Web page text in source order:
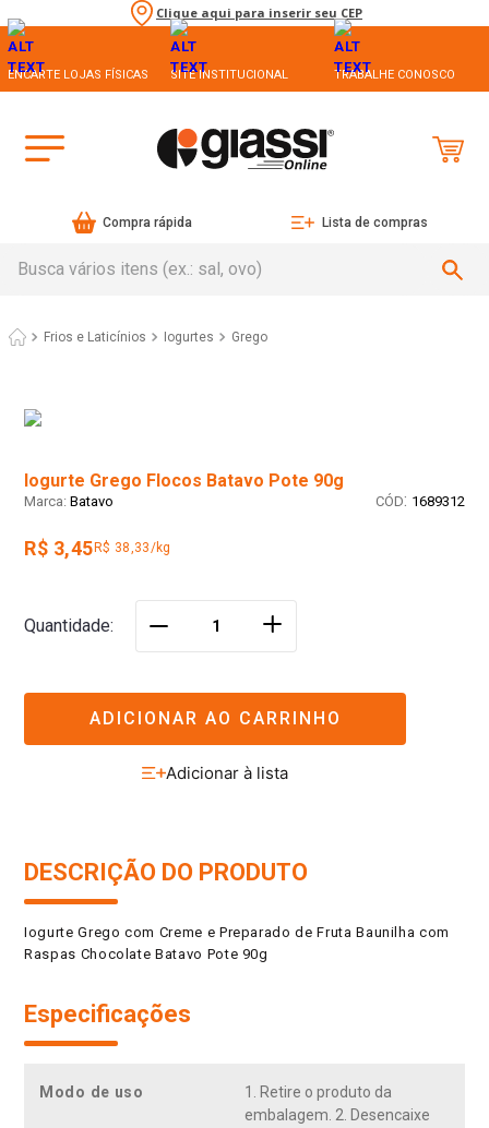
Clique aqui para inserir seu CEP
ENCARTE LOJAS FÍSICAS SITE INSTITUCIONAL TRABALHE CONOSCO
Compra rápida Lista de compras
Frios e Laticínios Iogurtes Grego
Iogurte Grego Flocos Batavo Pote 90g
Batavo : 1689312
R$ 3,45 R$ 38,33/kg
Quantidade ＋
ADICIONAR AO CARRINHO
DESCRIÇÃO DO PRODUTO
Iogurte Grego com Creme e Preparado de Fruta Baunilha com
Raspas Chocolate Batavo Pote 90g
Especificações
Modo de uso
1. Retire o produto da
embalagem. 2. Desencaixe